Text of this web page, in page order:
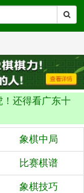
还得看广东十
象棋中局
比赛棋谱
象棋技巧